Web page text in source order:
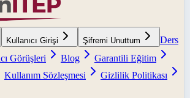
Kullanıcı Girişi Şifremi Unuttum
Ders
Görüşleri Blog
Garantili Eğitim
Kullanım Sözleşmesi
Gizlilik Politikası